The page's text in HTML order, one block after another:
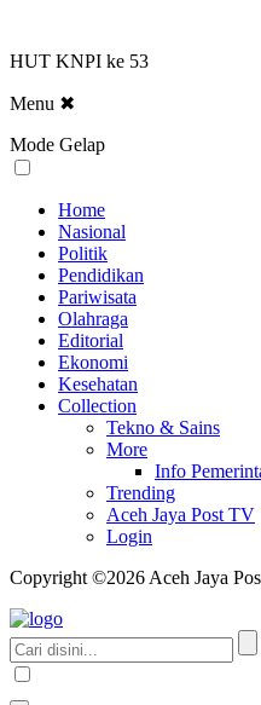
HUT KNPI ke 53
Menu ✖
Mode Gelap
Home
Nasional
Politik
Pendidikan
Pariwisata
Olahraga
Editorial
Ekonomi
Kesehatan
Collection
Tekno & Sains
More
Info
Trending
Aceh Jaya Post TV
Login
Copyright ©2026 Aceh Jaya